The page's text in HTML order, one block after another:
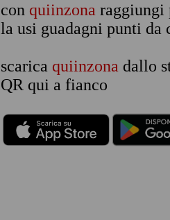
con quiinzona raggiungi
la usi guadagni punti
scarica quiinzona dallo
QR qui a fianco